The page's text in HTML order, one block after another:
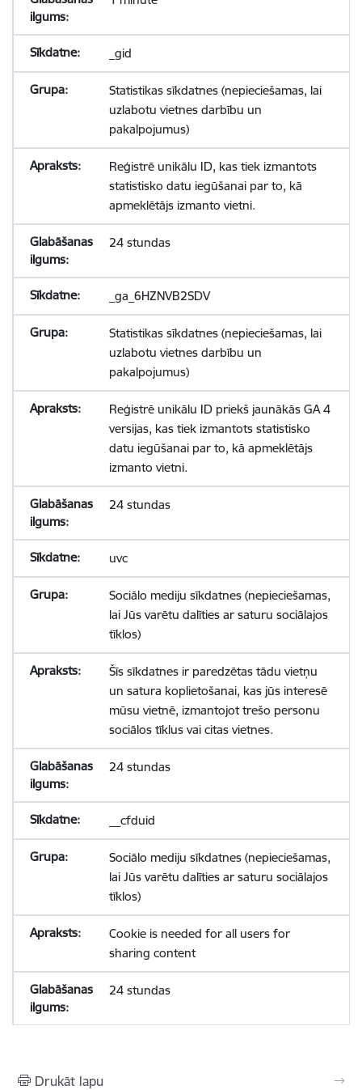
_gid
Statistikas sīkdatnes (nepieciešamas, lai
uzlabotu vietnes darbību un
pakalpojumus)
Reģistrē unikālu ID, kas tiek izmantots
statistisko datu iegūšanai par to, kā
apmeklētājs izmanto vietni.
24 stundas
_ga_6HZNVB2SDV
Statistikas sīkdatnes (nepieciešamas, lai
uzlabotu vietnes darbību un
pakalpojumus)
Reģistrē unikālu ID priekš jaunākās GA 4
versijas, kas tiek izmantots statistisko
datu iegūšanai par to, kā apmeklētājs
izmanto vietni.
24 stundas
uvc
Sociālo mediju sīkdatnes (nepieciešamas,
lai Jūs varētu dalīties ar saturu sociālajos
tīklos)
Šīs sīkdatnes ir paredzētas tādu vietņu
un satura koplietošanai, kas jūs interesē
mūsu vietnē, izmantojot trešo personu
sociālos tīklus vai citas vietnes.
24 stundas
__cfduid
Sociālo mediju sīkdatnes (nepieciešamas,
lai Jūs varētu dalīties ar saturu sociālajos
tīklos)
Cookie is needed for all users for
sharing content
24 stundas
Drukāt lapu